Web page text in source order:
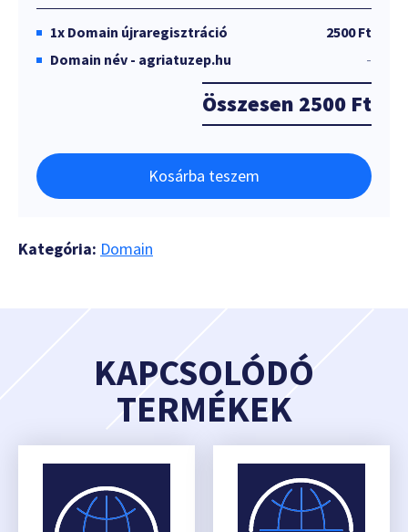
1x Domain újraregisztráció
2500 Ft
Domain név - agriatuzep.hu
-
Összesen 2500 Ft
Kosárba teszem
Kategória: Domain
KAPCSOLÓDÓ
TERMÉKEK